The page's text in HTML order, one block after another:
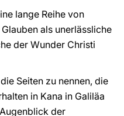
lange Reihe von
als unerlässliche
der Wunder Christi
Seiten zu nennen, die
in Kana in Galiläa
der